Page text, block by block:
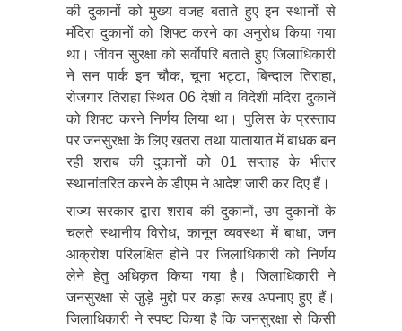
की दुकानों को मुख्य वजह बताते हुए इन स्थानों से
मंदिरा दुकानों को शिफ्ट करने का अनुरोध किया गया
था। जीवन सुरक्षा को सर्वाेपरि बताते हुए जिलाधिकारी
ने सन पार्क इन चौक, चूना भट्टा, बिन्दाल तिराहा,
रोजगार तिराहा स्थित 06 देशी व विदेशी मदिरा दुकानें
को शिफ्ट करने निर्णय लिया था। पुलिस के प्रस्ताव
पर जनसुरक्षा के लिए खतरा तथा यातायात में बाधक बन
रही शराब की दुकानों को 01 सप्ताह के भीतर
स्थानांतरित करने के डीएम ने आदेश जारी कर दिए हैं।
राज्य सरकार द्वारा शराब की दुकानों, उप दुकानों के
चलते स्थानीय विरोध, कानून व्यवस्था में बाधा, जन
आक्रोश परिलक्षित होने पर जिलाधिकारी को निर्णय
लेने हेतु अधिकृत किया गया है। जिलाधिकारी ने
जनसुरक्षा से जु़ड़े मुद्दो पर कड़ा रूख अपनाए हुए हैं।
जिलाधिकारी ने स्पष्ट किया है कि जनसुरक्षा से किसी